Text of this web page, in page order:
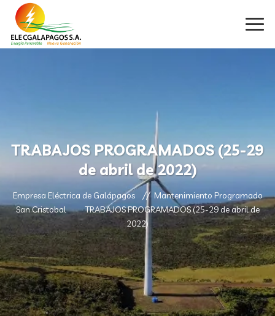
TRABAJOS PROGRAMADOS (25-29
de abril de 2022)
Empresa Eléctrica de Galápagos
Mantenimiento Programado
San Cristobal
TRABAJOS PROGRAMADOS (25-29 de abril de
2022)